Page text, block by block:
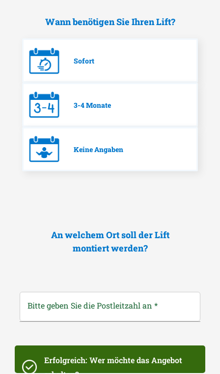
Wann benötigen Sie Ihren Lift?
Sofort
3-4 Monate
Keine Angaben
An welchem Ort soll der Lift
montiert werden?
Bitte geben Sie die Postleitzahl an *
Erfolgreich: Wer möchte das Angebot